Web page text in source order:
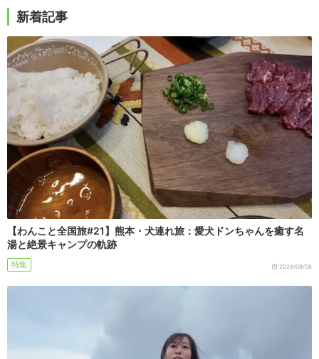
新着記事
【わんこと全国旅#21】熊本・犬連れ旅：愛犬ドンちゃんを癒す名
湯と絶景キャンプの軌跡
特集 2026/08/08